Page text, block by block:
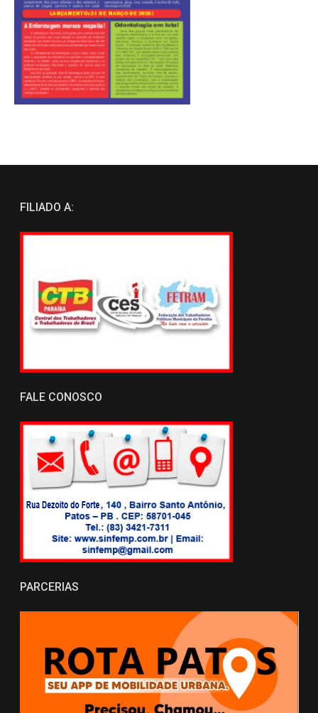
FILIADO A:
FALE CONOSCO
PARCERIAS